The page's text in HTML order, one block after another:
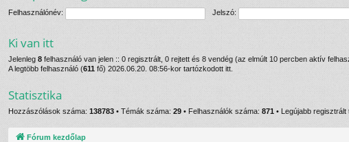
Felhasználónév: Jelszó:
Ki van itt
Jelenleg 8 felhasználó van jelen :: 0 regisztrált, 0 rejtett és 8 vendég (az elmúlt 10 percben aktív
A legtöbb felhasználó (611 fő) 2026.06.20. 08:56-kor tartózkodott itt.
Statisztika
Hozzászólások száma: 138783 • Témák száma: 29 • Felhasználók száma: 871 • Legújabb regisztrált
Fórum kezdőlap